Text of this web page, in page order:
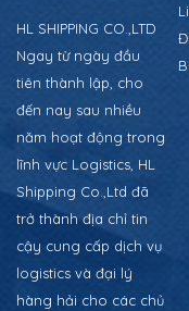
HL SHIPPING CO.,LTD
Ngay từ ngày đầu
tiên thành lập, cho
đến nay sau nhiều
năm hoạt động trong
lĩnh vực Logistics, HL
Shipping Co.,Ltd đã
trở thành địa chỉ tin
cậy cung cấp dịch vụ
logistics và đại lý
hàng hải cho các chủ